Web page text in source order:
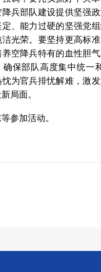
兵部队建设提供坚强
、能力过硬的坚强党
光荣。要坚持更高标
空降兵特有的血性胆
确保部队高度集中统一
为官兵排忧解难，激
局面。
加活动。